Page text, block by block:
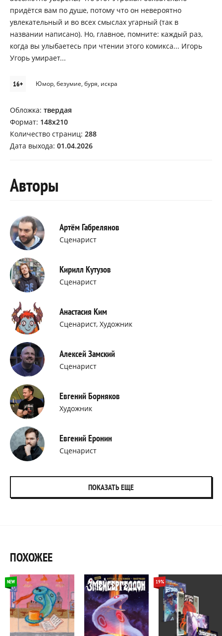
придётся вам по душе, потому что он невероятно
увлекательный и во всех смыслах угарный (так в
названии написано). Но, главное, помните: каждый раз,
когда вы улыбаетесь при чтении этого комикса... Игорь
Угорь умирает...
16+ Юмор, безумие, буря, искра
Обложка: твердая
Формат: 148x210
Количество страниц: 288
Дата выхода: 01.04.2026
Авторы
Артём Габрелянов
Сценарист
Кирилл Кутузов
Сценарист
Анастасия Ким
Сценарист, Художник
Алексей Замский
Сценарист
Евгений Борняков
Художник
Евгений Еронин
Сценарист
ПОКАЗАТЬ ЕЩЕ
ПОХОЖЕЕ
NEW 19%